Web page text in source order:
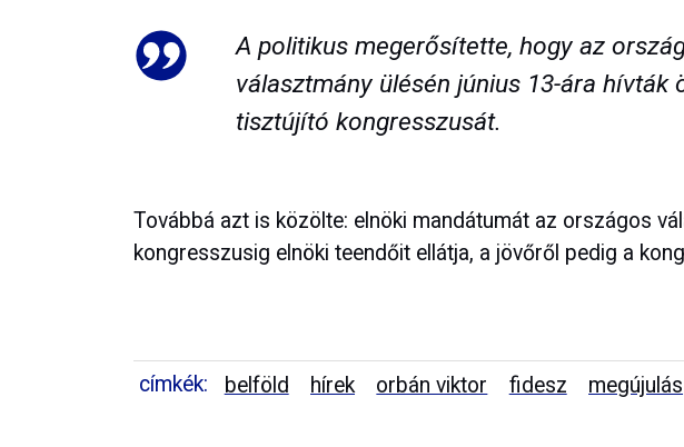
A politikus megerősítette, hogy az
választmány ülésén június 13-ára hívták
tisztújító kongresszusát.
Továbbá azt is közölte: elnöki mandátumát az országos
kongresszusig elnöki teendőit ellátja, a jövőről pedig a
címkék: belföld hírek orbán viktor fidesz megújulás